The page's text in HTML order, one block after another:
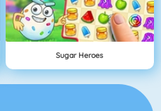
Sugar Heroes